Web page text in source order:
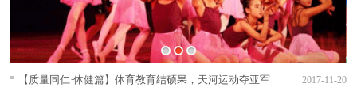
1 2 3
【质量同仁·体健篇】体育教育结硕果，天河运动夺亚军 2017-11-20